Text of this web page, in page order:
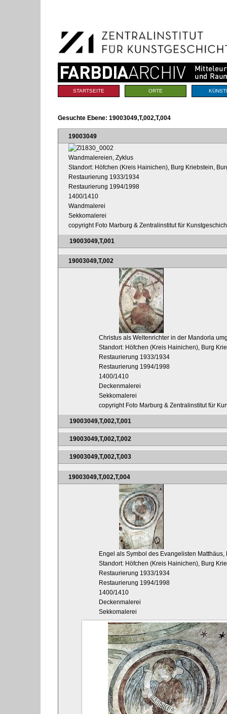
Navigation
Sektionen
STARTSEITE ORTE
Gesuchte Ebene: 19003049,T,002,T,004
19003049
Wandmalereien, Zyklus
Standort: Höfchen (Kreis Hainichen), Burg Kriebstein,
Restaurierung 1933/1934
Restaurierung 1994/1998
1400/1410
Wandmalerei
Sekkomalerei
copyright Foto Marburg & Zentralinstitut für
19003049,T,001
19003049,T,002
Christus als Weltenrichter in der Mandorla
Standort: Höfchen (Kreis Hainichen), Burg
Restaurierung 1933/1934
Restaurierung 1994/1998
1400/1410
Deckenmalerei
Sekkomalerei
copyright Foto Marburg & Zentralinstitut für
19003049,T,002,T,001
19003049,T,002,T,002
19003049,T,002,T,003
19003049,T,002,T,004
Engel als Symbol des Evangelisten Matthäus,
Standort: Höfchen (Kreis Hainichen), Burg
Restaurierung 1933/1934
Restaurierung 1994/1998
1400/1410
Deckenmalerei
Sekkomalerei